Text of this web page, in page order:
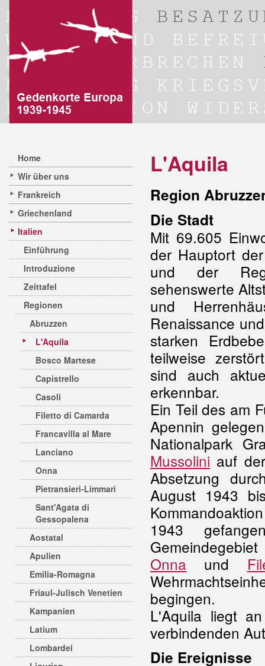
Home
Wir über uns
Frankreich
Griechenland
Italien
Einführung
Introduzione
Zeittafel
Regionen
Abruzzen
L'Aquila
Bosco Martese
Capistrello
Casoli
Filetto di Camarda
Francavilla al Mare
Lanciano
Onna
Pietransieri-Limmari
Sant'Agata di
Gessopalena
Aostatal
Apulien
Emilia-Romagna
Friaul-Julisch Venetien
Kampanien
Latium
Lombardei
L'Aquila
Region
Die Stadt
Mit 69.605
der Hauptort
und der
sehenswerte
und
Renaissance
starken
teilweise
sind auch
erkennbar.
Ein Teil des am
Apennin
Nationalpark
Mussolini auf
Absetzung
August 1943
1943
Onna und
begingen.
L'Aquila liegt
verbindenden
Die Ereignisse